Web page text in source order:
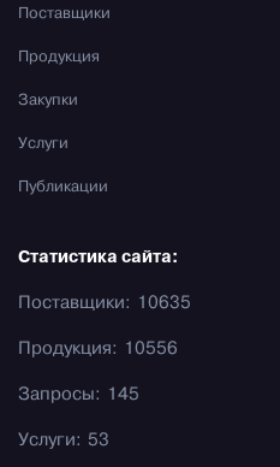
Поставщики
Продукция
Закупки
Услуги
Публикации
Статистика сайта:
Поставщики: 10635
Продукция: 10556
Запросы: 145
Услуги: 53